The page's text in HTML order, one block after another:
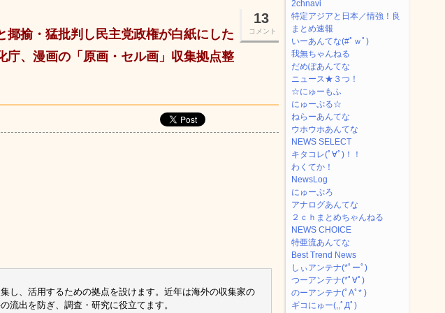
13
コメント
揶揄・猛批判し民主党政権が白紙にした
、漫画の「原画・セル画」収集拠点整
し、活用するための拠点を設けます。近年は海外の収集家の
流出を防ぎ、調査・研究に役立てます。
2chnavi
特定アジアと日本／情強！良
まとめ速報
いーあんてな(#ﾟｗﾟ)
我無ちゃんねる
だめぽあんてな
ニュース★３つ！
☆にゅーもふ
にゅーぷる☆
ねらーあんてな
ウホウホあんてな
NEWS SELECT
キタコレ(ﾟ∀ﾟ)！！
わくてか！
NewsLog
にゅーぷろ
アナログあんてな
２ｃｈまとめちゃんねる
NEWS CHOICE
特亜流あんてな
Best Trend News
しぃアンテナ(*ﾟーﾟ)
つーアンテナ(*ﾟ∀ﾟ)
のーアンテナ(ﾟAﾟ* )
ギコにゅー(,,ﾟДﾟ)